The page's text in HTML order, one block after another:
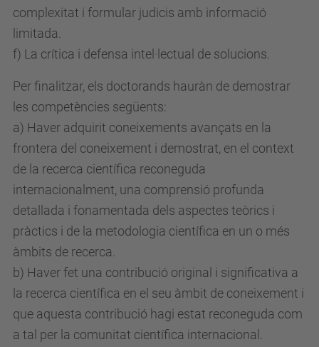
complexitat i formular judicis amb informació
limitada.
f) La crítica i defensa intel·lectual de solucions.
Per finalitzar, els doctorands hauràn de demostrar
les competències següents:
a) Haver adquirit coneixements avançats en la
frontera del coneixement i demostrat, en el context
de la recerca científica reconeguda
internacionalment, una comprensió profunda
detallada i fonamentada dels aspectes teòrics i
pràctics i de la metodologia científica en un o més
àmbits de recerca.
b) Haver fet una contribució original i significativa a
la recerca científica en el seu àmbit de coneixement i
que aquesta contribució hagi estat reconeguda com
a tal per la comunitat científica internacional.